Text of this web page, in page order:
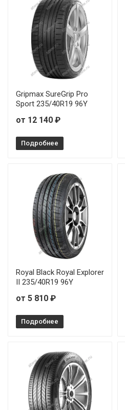
Gripmax SureGrip Pro
Sport 235/40R19 96Y
от 12 140 ₽
Подробнее
Royal Black Royal Explorer
II 235/40R19 96Y
от 5 810 ₽
Подробнее